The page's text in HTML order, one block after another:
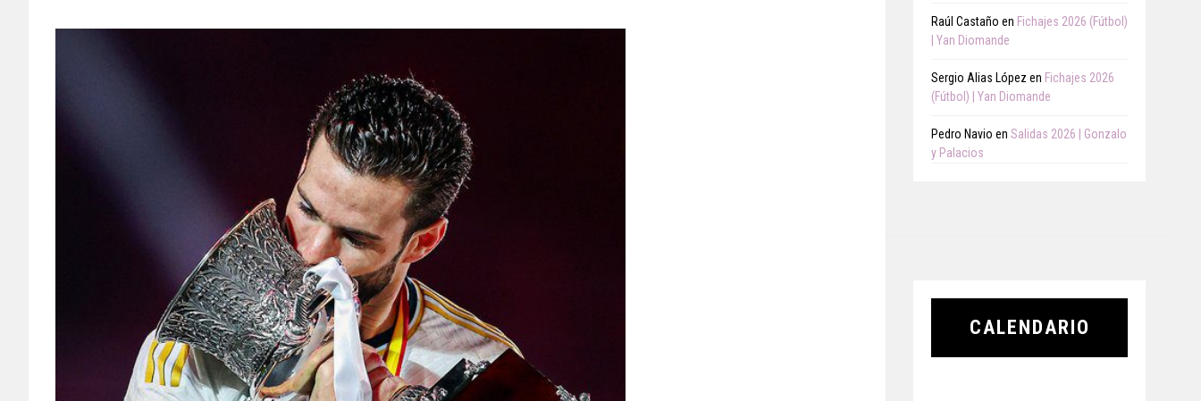
Raúl Castaño en Fichajes 2026 (Fútbol)
| Yan Diomande
Sergio Alias López en Fichajes 2026
(Fútbol) | Yan Diomande
Pedro Navio en Salidas 2026 | Gonzalo
y Palacios
CALENDARIO